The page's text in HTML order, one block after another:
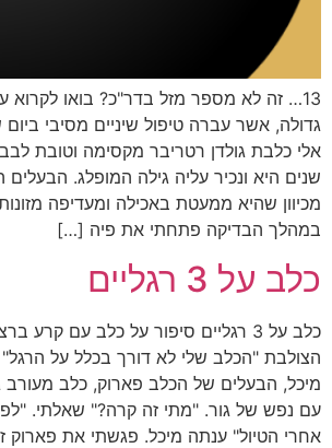
13… זה לא מספר מזל בדר"כ? בואו לקרוא
גדולה, אשר עברה טיפול שיניים מסיבי ביום
שנים היא ונכיר עליה גילה המופלג.
מכיוון שהיא ממעטת באכילה ומעדיפה
במהלך הבדיקה פתחתי את פיה […]
כלב על 3 רגליים
כלב על 3 רגליים סיפור על כלב עם קרע
הצולבת "הכלב שלי לא דורך בכלל על
מיכל, הבעלים של הכלב פארוק, כלב מעורב
עם נפש של גור. "מתי זה קרה?" שאלתי.
אחרי הטיול" ענתה מיכל. פגשתי את פארוק